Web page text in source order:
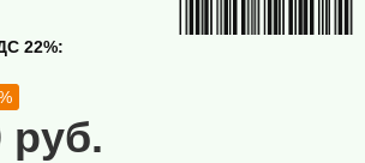
22%:
руб.